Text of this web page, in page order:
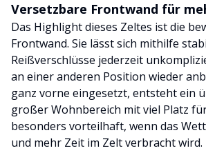
Versetzbare Frontwand für
Das Highlight dieses Zeltes ist die
Frontwand. Sie lässt sich mithilfe
Reißverschlüsse jederzeit
an einer anderen Position wieder
ganz vorne eingesetzt, entsteht ein
großer Wohnbereich mit viel Platz
besonders vorteilhaft, wenn das
und mehr Zeit im Zelt verbracht wird.